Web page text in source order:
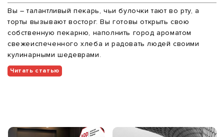
Вы – талантливый пекарь, чьи булочки тают во рту, а
торты вызывают восторг. Вы готовы открыть свою
собственную пекарню, наполнить город ароматом
свежеиспеченного хлеба и радовать людей своими
кулинарными шедеврами.
Читать статью